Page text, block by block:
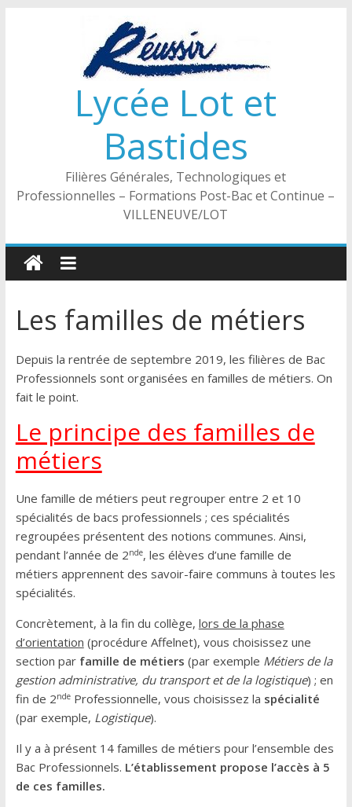
Lycée Lot et
Bastides
Filières Générales, Technologiques et
Professionnelles – Formations Post-Bac et Continue –
VILLENEUVE/LOT
Les familles de métiers
Depuis la rentrée de septembre 2019, les filières de Bac
Professionnels sont organisées en familles de métiers. On
fait le point.
Le principe des familles de
métiers
Une famille de métiers peut regrouper entre 2 et 10
spécialités de bacs professionnels ; ces spécialités
regroupées présentent des notions communes. Ainsi,
pendant l’année de 2nde, les élèves d’une famille de
métiers apprennent des savoir-faire communs à toutes les
spécialités.
Concrètement, à la fin du collège, lors de la phase
d’orientation (procédure Affelnet), vous choisissez une
section par famille de métiers (par exemple Métiers de la
gestion administrative, du transport et de la logistique) ; en
fin de 2ndeProfessionnelle, vous choisissez la spécialité
(par exemple, Logistique).
Il y a à présent 14 familles de métiers pour l’ensemble des
Bac Professionnels. L’établissement propose l’accès à 5
de ces familles.